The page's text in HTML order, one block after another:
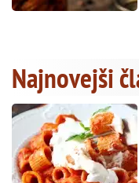
Najnovejši